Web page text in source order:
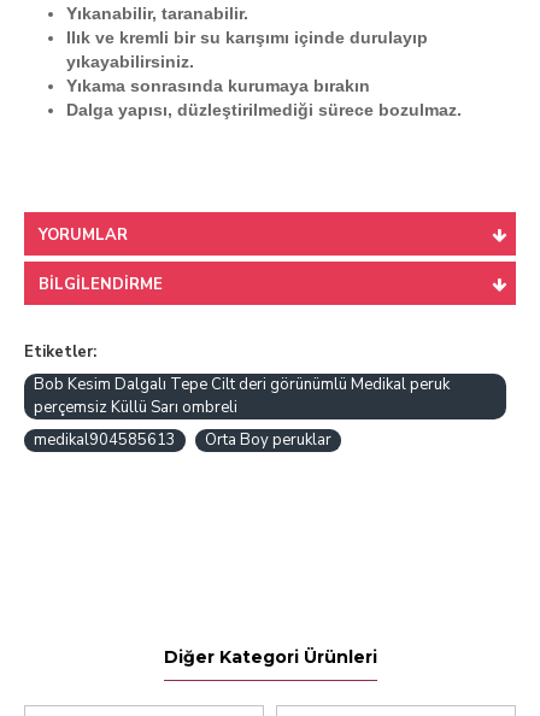
Yıkanabilir, taranabilir.
Ilık ve kremli bir su karışımı içinde durulayıp
yıkayabilirsiniz.
Yıkama sonrasında kurumaya bırakın
Dalga yapısı, düzleştirilmediği sürece bozulmaz.
YORUMLAR
BILGILENDIRME
Etiketler:
Bob Kesim Dalgalı Tepe Cilt deri görünümlü Medikal peruk
perçemsiz Küllü Sarı ombreli
medikal904585613
Orta Boy peruklar
Diğer Kategori Ürünleri